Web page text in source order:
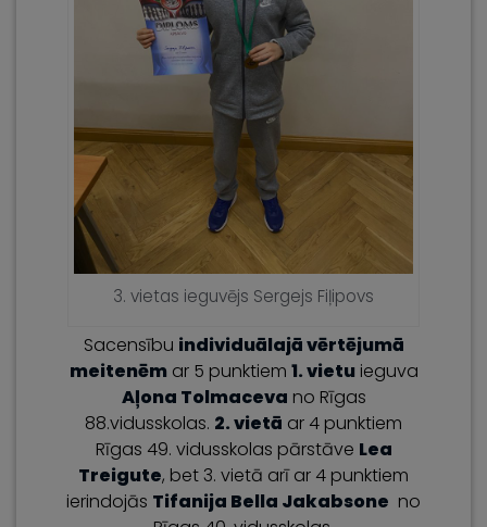
3. vietas ieguvējs Sergejs Fiļipovs
Sacensību individuālajā vērtējumā
meitenēmar 5 punktiem 1. vietuieguva
Aļona Tolmaceva no Rīgas
88.vidusskolas. 2. vietā ar 4 punktiem
Rīgas 49. vidusskolas pārstāve Lea
Treigute, bet 3. vietā arī ar 4 punktiem
ierindojās Tifanija Bella Jakabsone no